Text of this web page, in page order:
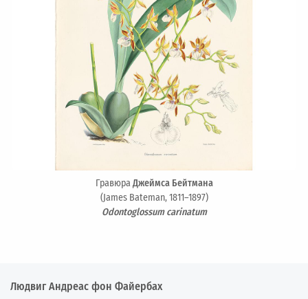
ГравюраДжеймса Бейтмана
(James Bateman, 1811–1897)
Odontoglossum carinatum
Людвиг Андреас фон Файербах